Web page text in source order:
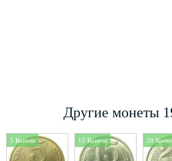
Другие монеты
5 Копеек 15 Копеек 20